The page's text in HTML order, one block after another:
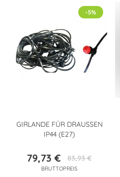
GIRLANDE FÜR DRAUSSEN I
P44 (E27)
Preis
79,73 €Verkaufspreis
83,93 €
BRUTTOPREIS
-5%